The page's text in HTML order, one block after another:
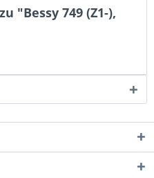
"Bessy 749 (Z1-),